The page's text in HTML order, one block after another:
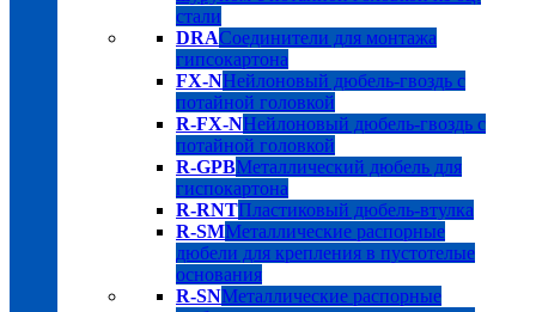
стали
DRAСоединители для монтажа
гипсокартона
FX-NНейлоновый дюбель-гвоздь с
потайной головкой
R-FX-NНейлоновый дюбель-гвоздь с
потайной головкой
R-GPBМеталлический дюбель для
гиспокартона
R-RNTПластиковый дюбель-втулка
R-SMМеталлические распорные
дюбели для крепления в пустотелые
основания
R-SNМеталлические распорные